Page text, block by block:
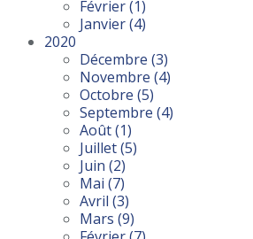
Février(1)
Janvier(4)
2020
Décembre (3)
Novembre (4)
Octobre (5)
Septembre (4)
Août(1)
Juillet(5)
Juin (2)
Mai (7)
Avril (3)
Mars (9)